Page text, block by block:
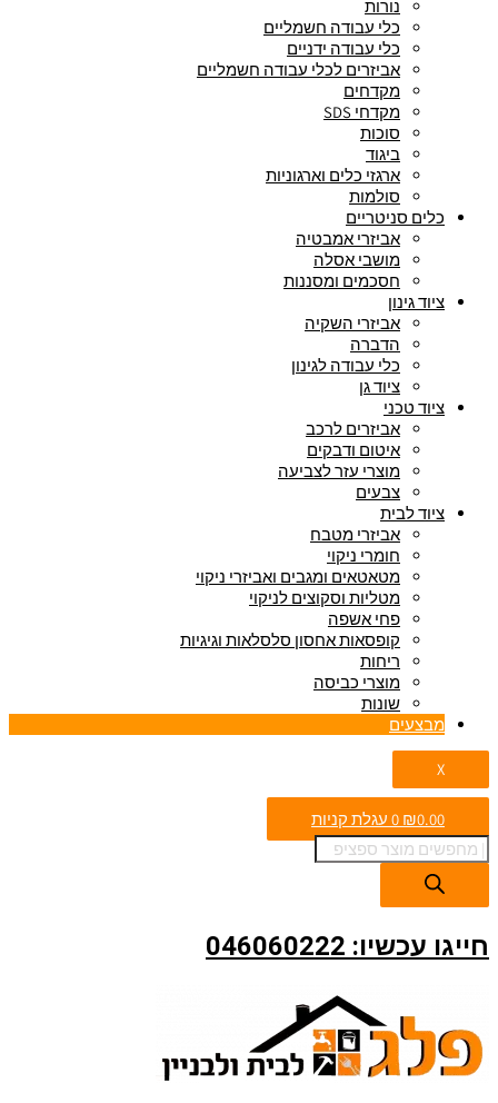
נורות
כלי עבודה חשמליים
כלי עבודה ידניים
אביזרים לכלי עבודה חשמליים
מקדחים
מקדחי SDS
סוכות
ביגוד
ארגזי כלים וארגוניות
סולמות
כלים סניטריים
אביזרי אמבטיה
מושבי אסלה
חסכמים ומסננות
ציוד גינון
אביזרי השקיה
הדברה
כלי עבודה לגינון
ציוד גן
ציוד טכני
אביזרים לרכב
איטום ודבקים
מוצרי עזר לצביעה
צבעים
ציוד לבית
אביזרי מטבח
חומרי ניקוי
מטאטאים ומגבים ואביזרי ניקוי
מטליות וסקוצים לניקוי
פחי אשפה
קופסאות אחסון סלסלאות וגיגיות
ריחות
מוצרי כביסה
שונות
מבצעים
X
₪0.00
0 עגלת קניות
חייגו עכשיו: 046060222